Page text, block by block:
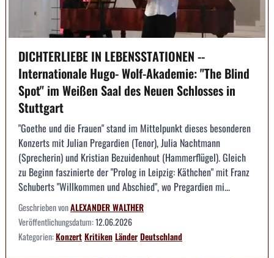
DICHTERLIEBE IN LEBENSSTATIONEN --
Internationale Hugo- Wolf-Akademie: "The Blind
Spot" im Weißen Saal des Neuen Schlosses in
Stuttgart
"Goethe und die Frauen" stand im Mittelpunkt dieses besonderen
Konzerts mit Julian Pregardien (Tenor), Julia Nachtmann
(Sprecherin) und Kristian Bezuidenhout (Hammerflügel). Gleich
zu Beginn faszinierte der "Prolog in Leipzig: Käthchen" mit Franz
Schuberts "Willkommen und Abschied", wo Pregardien mi...
Geschrieben vonALEXANDER WALTHER
Veröffentlichungsdatum:12.06.2026
Kategorien:KonzertKritikenLänderDeutschland